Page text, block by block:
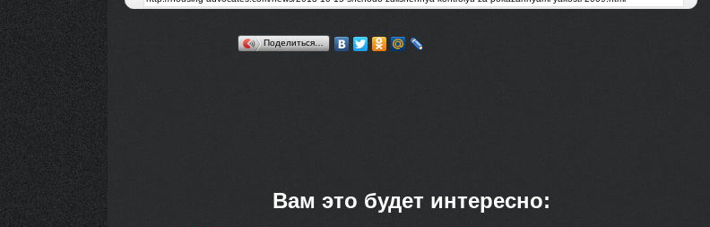
Поделиться…
Вам это будет интересно: